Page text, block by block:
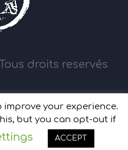
droits reservés
improve your experience.
but you can opt-out if
ACCEPT